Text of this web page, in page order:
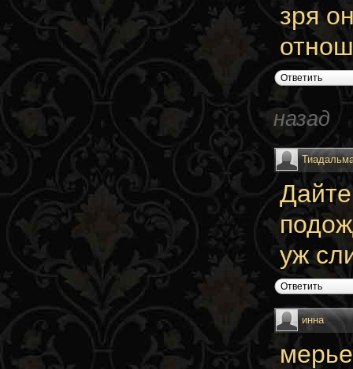
зря
Ответить
назад
уж
Ответить
инна